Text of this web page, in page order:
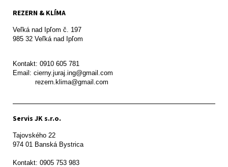
REZERN & KLÍMA
Veľká nad Ipľom č. 197
985 32 Veľká nad Ipľom
Kontakt: 0910 605 781
Email: cierny.juraj.ing@gmail.com
           rezern.klima@gmail.com
Servis JK s.r.o.
Tajovského 22
974 01 Banská Bystrica
Kontakt: 0905 753 983